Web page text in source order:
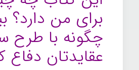
برای من دارد؟
چگونه با طرح
عقایدتان دفاع